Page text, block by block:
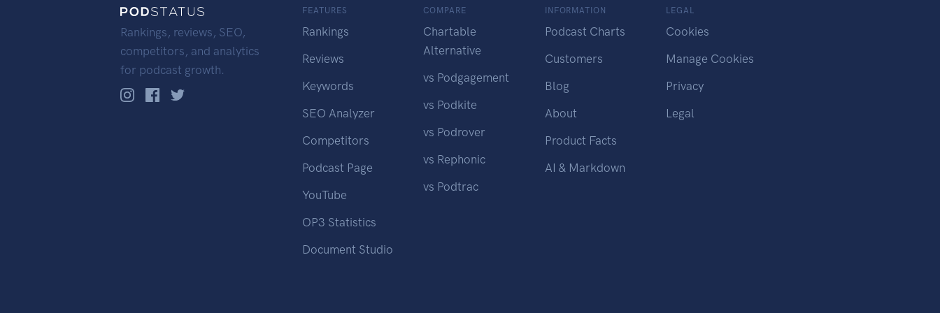
Rankings, reviews, SEO,
competitors, and analytics
for podcast growth.
FEATURES
Rankings
Reviews
Keywords
SEO Analyzer
Competitors
Podcast Page
YouTube
OP3 Statistics
Document Studio
COMPARE
Chartable
Alternative
vs Podgagement
vs Podkite
vs Podrover
vs Rephonic
vs Podtrac
INFORMATION
Podcast Charts
Customers
Blog
About
Product Facts
AI & Markdown
LEGAL
Cookies
Manage Cookies
Privacy
Legal